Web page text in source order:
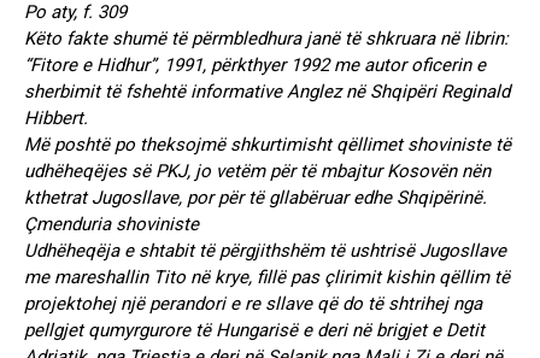
Po aty, f. 309
Këto fakte shumë të përmbledhura janë të shkruara në librin:
“Fitore e Hidhur”, 1991, përkthyer 1992 me autor oficerin e
sherbimit të fshehtë informative Anglez në Shqipëri Reginald
Hibbert.
Më poshtë po theksojmë shkurtimisht qëllimet shoviniste të
udhëheqëjes së PKJ, jo vetëm për të mbajtur Kosovën nën
kthetrat Jugosllave, por për të gllabëruar edhe Shqipërinë.
Çmenduria shoviniste
Udhëheqëja e shtabit të përgjithshëm të ushtrisë Jugosllave
me mareshallin Tito në krye, fillë pas çlirimit kishin qëllim të
projektohej një perandori e re sllave që do të shtrihej nga
pellgjet qumyrgurore të Hungarisë e deri në brigjet e Detit